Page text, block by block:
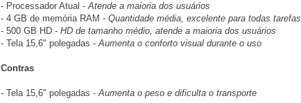
- Processador Atual -Atende a maioria dos usuários
- 4 GB de memória RAM - Quantidade média, excelente para todas tarefas
- 500 GB HD - HD de tamanho médio, atende a maioria dos usuários
- Tela 15,6" polegadas -Aumenta o conforto visual durante o uso
Contras
- Tela 15,6" polegadas -Aumenta o peso e dificulta o transporte